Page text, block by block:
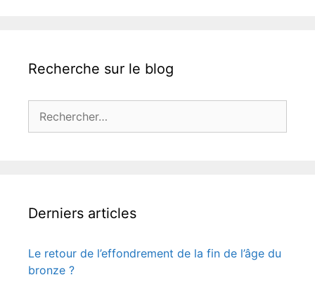
Recherche sur le blog
Derniers articles
Le retour de l’effondrement de la fin de l’âge du
bronze ?